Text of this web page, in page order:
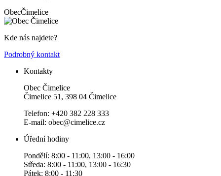
ObecČimelice
Kde nás najdete?
Podrobný kontakt
Kontakty
Obec Čimelice
Čimelice 51, 398 04 Čimelice
Telefon: +420 382 228 333
E-mail: obec@cimelice.cz
Úřední hodiny
Pondělí: 8:00 - 11:00, 13:00 - 16:00
Středa: 8:00 - 11:00, 13:00 - 16:30
Pátek: 8:00 - 11:30